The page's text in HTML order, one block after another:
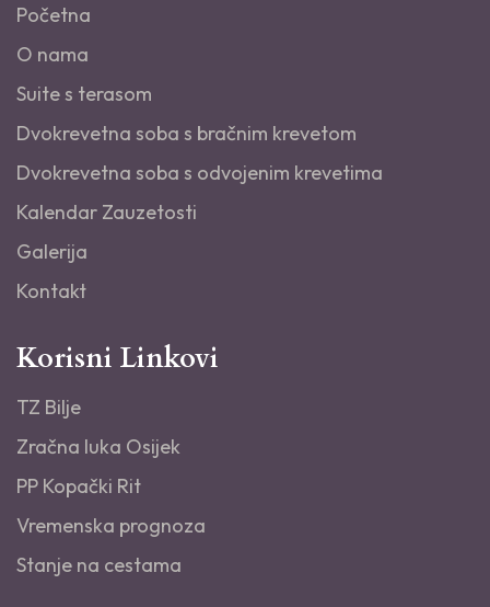
Početna
O nama
Suite s terasom
Dvokrevetna soba s bračnim krevetom
Dvokrevetna soba s odvojenim krevetima
Kalendar Zauzetosti
Galerija
Kontakt
Korisni Linkovi
TZ Bilje
Zračna luka Osijek
PP Kopački Rit
Vremenska prognoza
Stanje na cestama